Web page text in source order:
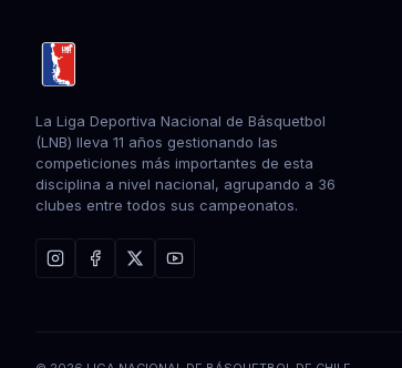
La Liga Deportiva Nacional de Básquetbol
(LNB) lleva 11 años gestionando las
competiciones más importantes de esta
disciplina a nivel nacional, agrupando a 36
clubes entre todos sus campeonatos.